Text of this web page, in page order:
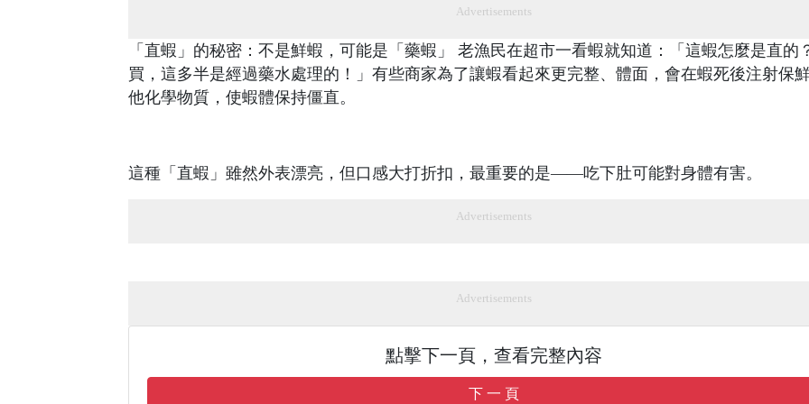
Advertisements
「直蝦」的秘密：不是鮮蝦，可能是「藥蝦」 老漁民在超市一看蝦就知道：「這蝦怎麼是直的
買，這多半是經過藥水處理的！」有些商家為了讓蝦看起來更完整、體面，會在蝦死後注射保
他化學物質，使蝦體保持僵直。
這種「直蝦」雖然外表漂亮，但口感大打折扣，最重要的是——吃下肚可能對身體有害。
Advertisements
Advertisements
點擊下一頁，查看完整內容
下 一 頁